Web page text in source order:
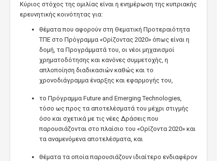
Κύριος στόχος της ομιλίας είναι η ενημέρωση της κυπριακής
ερευνητικής κοινότητας για:
θέματα που αφορούν στη Θεματική Προτεραιότητα
ΤΠΕ στο Πρόγραμμα «Ορίζοντας 2020» όπως είναι η
δομή, τα Προγράμματά του, οι νέοι μηχανισμοί
χρηματοδότησης και κανόνες συμμετοχής, η
απλοποίηση διαδικασιών καθώς και το
χρονοδιάγραμμα έναρξης και εφαρμογής του,
το Πρόγραμμα Future and Emerging Technologies,
τόσο ως προς τα αποτελέσματά του μέχρι στιγμής
όσο και σχετικά με τις νέες Δράσεις που
παρουσιάζονται στο πλαίσιο του «Ορίζοντα 2020» και
τα αναμενόμενα αποτελέσματα, και
θέματα τα οποία παρουσιάζουν ιδιαίτερο ενδιαφέρον